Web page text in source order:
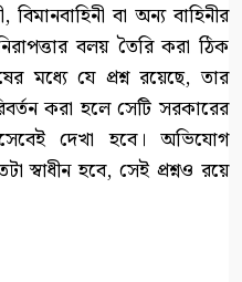
বিমানবাহিনী বা অন্য বাহিনীর
বলয় তৈরি করা ঠিক
মধ্যে যে প্রশ্ন রয়েছে, তার
করা হলে সেটি সরকারের
দেখা হবে। অভিযোগ
স্বাধীন হবে, সেই প্রশ্নও রয়ে